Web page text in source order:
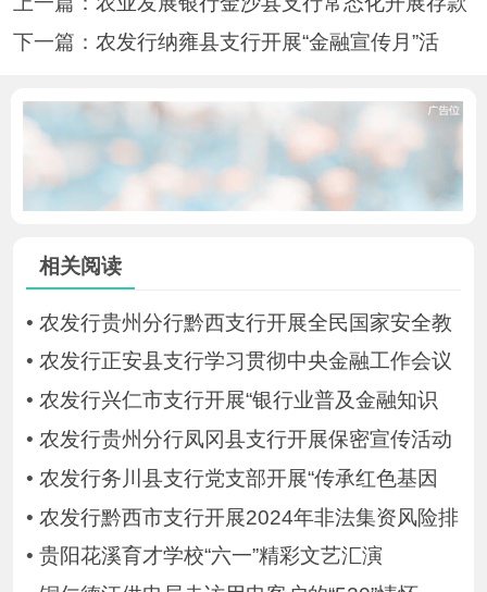
下一篇： 农发行纳雍县支行开展“金融宣传月”活
相关阅读
• 农发行贵州分行黔西支行开展全民国家安全教
• 农发行正安县支行学习贯彻中央金融工作会议
• 农发行兴仁市支行开展“银行业普及金融知识
• 农发行贵州分行凤冈县支行开展保密宣传活动
• 农发行务川县支行党支部开展“传承红色基因
• 农发行黔西市支行开展2024年非法集资风险排
• 贵阳花溪育才学校“六一”精彩文艺汇演